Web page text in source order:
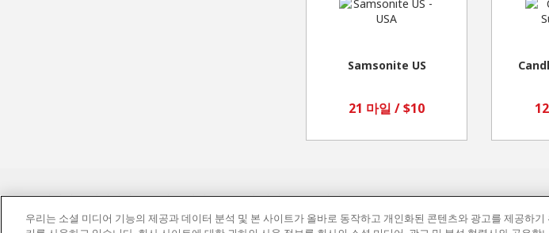
Samsonite US
21 마일 / $10
개인정보 처리방침 이용 약관 쿠키 정책 문의처
© ASIANA AIRLINES. All Rights Reserved.
우리는 소셜 미디어 기능의 제공과 데이터 분석 및 본 사이트가 올바로 동작하고 개인화된 콘텐츠와 광고를 제공하기